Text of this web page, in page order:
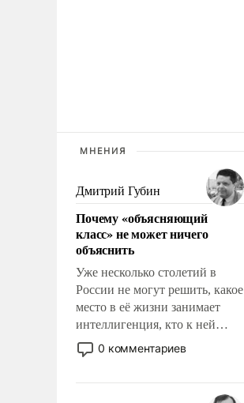
МНЕНИЯ
Дмитрий Губин
Почему «объясняющий
класс» не может ничего
объяснить
Уже несколько столетий в
России не могут решить, какое
место в её жизни занимает
интеллигенция, кто к ней
принадлежит, а кого из неё
исключили с правом
чем она отличается от просто
0 комментариев